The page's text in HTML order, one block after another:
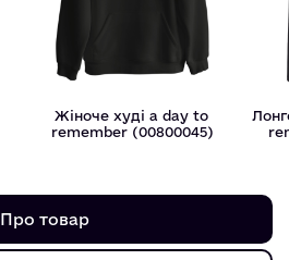
Жіноче худі a day to
remember (00800045)
Про товар